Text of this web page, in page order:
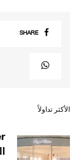
SHARE
الأكثر تداولاً